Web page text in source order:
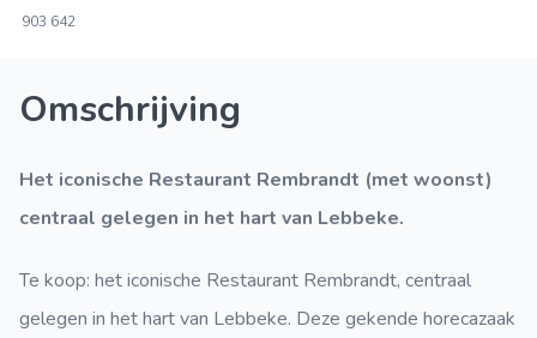
903 642
Omschrijving
het iconische Restaurant Rembrandt (met woonst)
centraal gelegen in het hart van Lebbeke.
Te koop: het iconische Restaurant Rembrandt, centraal
gelegen in het hart van Lebbeke. Deze gekende horecazaak